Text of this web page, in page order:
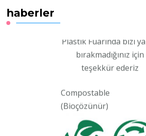
haberler
bırakmadığınız için
teşekkür ederiz
(Bioçözünür)